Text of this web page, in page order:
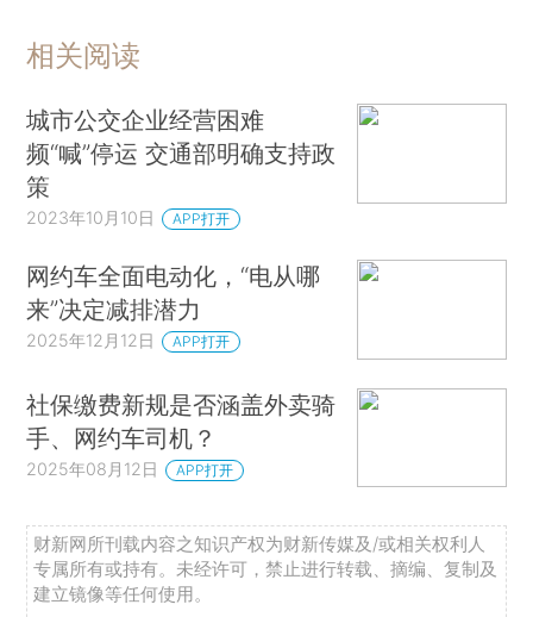
相关阅读
城市公交企业经营困难
频“喊”停运 交通部明确支持政
策
2023年10月10日 APP打开
网约车全面电动化，“电从哪
来”决定减排潜力
2025年12月12日 APP打开
社保缴费新规是否涵盖外卖骑
手、网约车司机？
2025年08月12日 APP打开
财新网所刊载内容之知识产权为财新传媒及/或相关权利人
专属所有或持有。未经许可，禁止进行转载、摘编、复制及
建立镜像等任何使用。